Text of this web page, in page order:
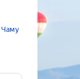
Чаму